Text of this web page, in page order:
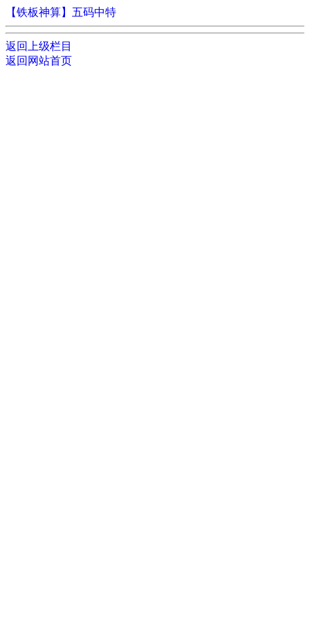
【铁板神算】五码中特
返回上级栏目
返回网站首页